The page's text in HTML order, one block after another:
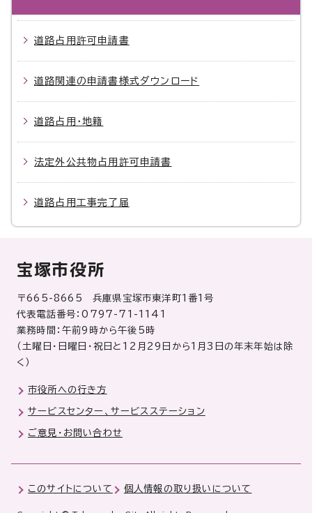
道路占用許可申請書
道路関連の申請書様式ダウンロード
道路占用・地籍
法定外公共物占用許可申請書
道路占用工事完了届
宝塚市役所
〒665-8665 兵庫県宝塚市東洋町1番1号
代表電話番号：0797-71-1141
業務時間：午前9時から午後5時
（土曜日・日曜日・祝日と12月29日から1月3日の年末年始は除
く）
市役所への行き方
サービスセンター、サービスステーション
ご意見・お問い合わせ
このサイトについて 個人情報の取り扱いについて